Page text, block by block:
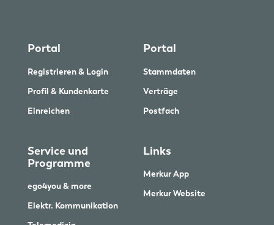
Portal
Registrieren & Login
Profil & Kundenkarte
Einreichen
Portal
Stammdaten
Verträge
Postfach
Service und
Programme
ego4you & more
Elektr. Kommunikation
Links
Merkur App
Merkur Website